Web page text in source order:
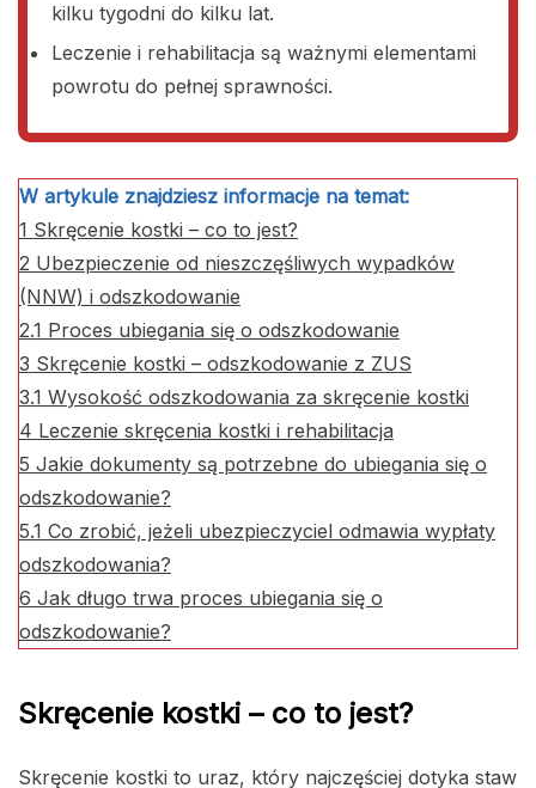
kilku tygodni do kilku lat.
Leczenie i rehabilitacja są ważnymi elementami
powrotu do pełnej sprawności.
W artykule znajdziesz informacje na temat:
1 Skręcenie kostki – co to jest?
2 Ubezpieczenie od nieszczęśliwych wypadków
(NNW) i odszkodowanie
2.1 Proces ubiegania się o odszkodowanie
3 Skręcenie kostki – odszkodowanie z ZUS
3.1 Wysokość odszkodowania za skręcenie kostki
4 Leczenie skręcenia kostki i rehabilitacja
5 Jakie dokumenty są potrzebne do ubiegania się o
odszkodowanie?
5.1 Co zrobić, jeżeli ubezpieczyciel odmawia wypłaty
odszkodowania?
6 Jak długo trwa proces ubiegania się o
odszkodowanie?
Skręcenie kostki – co to jest?
Skręcenie kostki to uraz, który najczęściej dotyka staw